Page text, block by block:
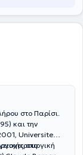
στο Παρίσι.
και την
Universite
στο